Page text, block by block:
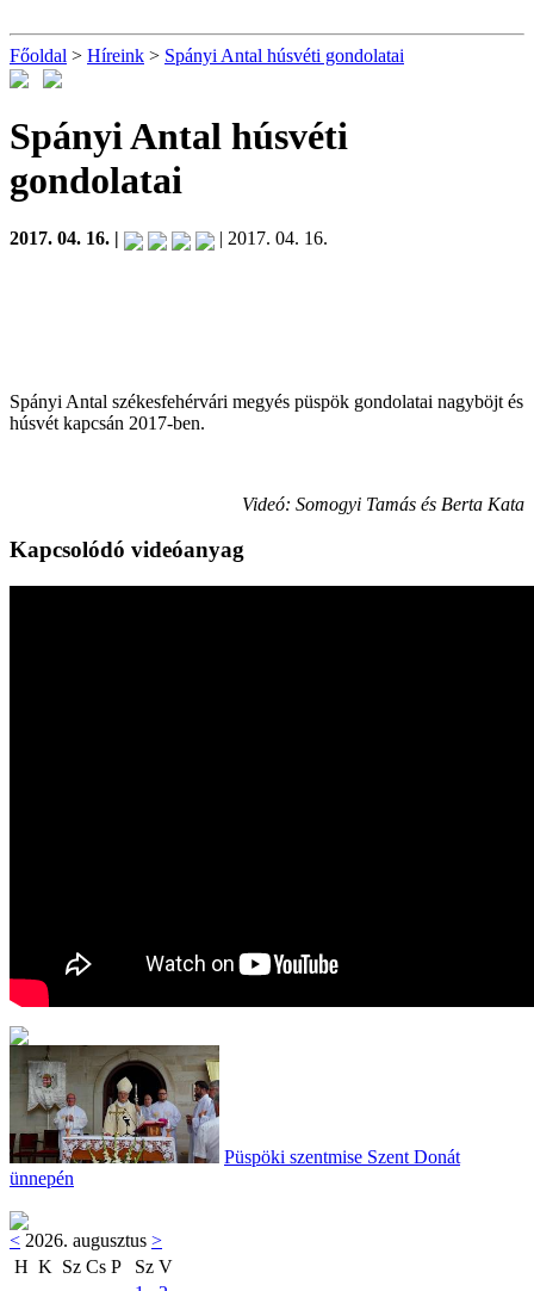
Főoldal > Híreink > Spányi Antal húsvéti gondolatai
Spányi Antal húsvéti
gondolatai
2017. 04. 16. | | 2017. 04. 16.
Spányi Antal székesfehérvári megyés püspök gondolatai nagyböjt és
húsvét kapcsán 2017-ben.
Videó: Somogyi Tamás és Berta Kata
Kapcsolódó videóanyag
Püspöki szentmise Szent Donát
ünnepén
< 2026. augusztus >
H K Sz Cs P Sz V